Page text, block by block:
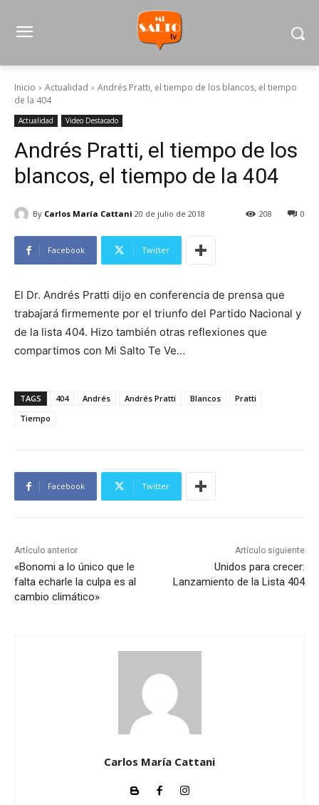
Inicio Actualidad
Andrés Pratti, el tiempo de los blancos, el tiempo
de la 404
Actualidad Video Destacado
Andrés Pratti, el tiempo de los
blancos, el tiempo de la 404
By Carlos María Cattani 20 de julio de 2018 0
208
Facebook Twitter
El Dr. Andrés Pratti dijo en conferencia de prensa que
trabajará firmemente por el triunfo del Partido Nacional y
de la lista 404. Hizo también otras reflexiones que
compartimos con Mi Salto Te Ve…
TAGS 404 Andrés Andrés Pratti Blancos
Pratti
Tiempo
Facebook Twitter
Artículo anterior
«Bonomi a lo único que le
falta echarle la culpa es al
cambio climático»
Artículo siguiente
Unidos para crecer:
Lanzamiento de la Lista 404
Carlos María Cattani